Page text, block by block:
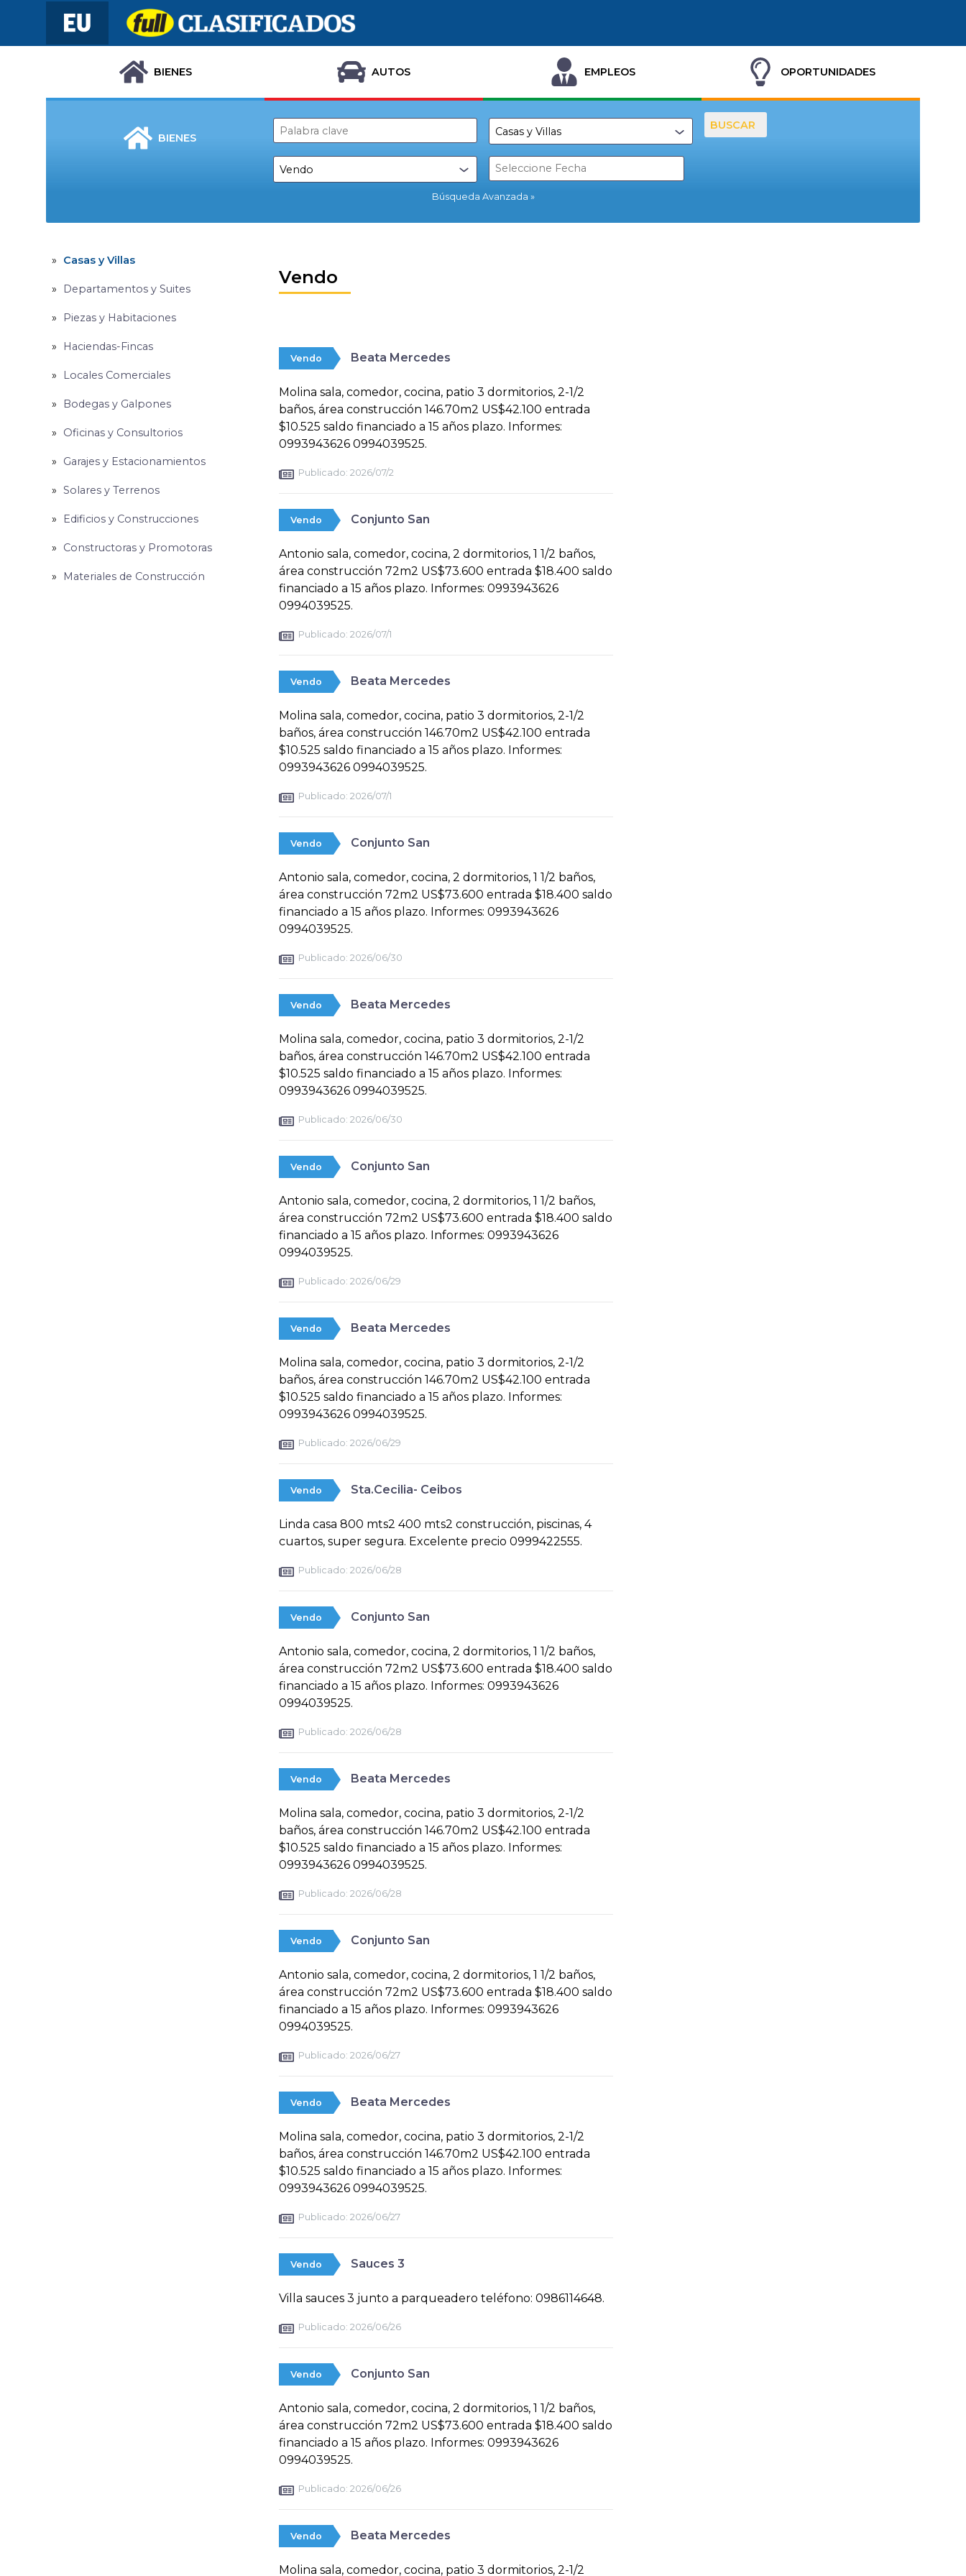
BIENES AUTOS EMPLEOS OPORTUNIDADES
BIENES
Búsqueda Avanzada
BUSCAR
Casas y Villas
Departamentos y Suites
Piezas y Habitaciones
Haciendas-Fincas
Locales Comerciales
Bodegas y Galpones
Oficinas y Consultorios
Garajes y Estacionamientos
Solares y Terrenos
Edificios y Construcciones
Constructoras y Promotoras
Materiales de Construcción
Vendo
Vendo Beata Mercedes
Molina sala, comedor, cocina, patio 3 dormitorios, 2-1/2
baños, área construcción 146.70m2 US$42.100 entrada
$10.525 saldo financiado a 15 años plazo. Informes:
0993943626 0994039525.
Publicado: 2026/07/2
Vendo Conjunto San
Antonio sala, comedor, cocina, 2 dormitorios, 1 1/2 baños,
área construcción 72m2 US$73.600 entrada $18.400 saldo
financiado a 15 años plazo. Informes: 0993943626
0994039525.
Publicado: 2026/07/1
Vendo Beata Mercedes
Molina sala, comedor, cocina, patio 3 dormitorios, 2-1/2
baños, área construcción 146.70m2 US$42.100 entrada
$10.525 saldo financiado a 15 años plazo. Informes:
0993943626 0994039525.
Publicado: 2026/07/1
Vendo Conjunto San
Antonio sala, comedor, cocina, 2 dormitorios, 1 1/2 baños,
área construcción 72m2 US$73.600 entrada $18.400 saldo
financiado a 15 años plazo. Informes: 0993943626
0994039525.
Publicado: 2026/06/30
Vendo Beata Mercedes
Molina sala, comedor, cocina, patio 3 dormitorios, 2-1/2
baños, área construcción 146.70m2 US$42.100 entrada
$10.525 saldo financiado a 15 años plazo. Informes:
0993943626 0994039525.
Publicado: 2026/06/30
Vendo Conjunto San
Antonio sala, comedor, cocina, 2 dormitorios, 1 1/2 baños,
área construcción 72m2 US$73.600 entrada $18.400 saldo
financiado a 15 años plazo. Informes: 0993943626
0994039525.
Publicado: 2026/06/29
Vendo Beata Mercedes
Molina sala, comedor, cocina, patio 3 dormitorios, 2-1/2
baños, área construcción 146.70m2 US$42.100 entrada
$10.525 saldo financiado a 15 años plazo. Informes:
0993943626 0994039525.
Publicado: 2026/06/29
Vendo Sta.Cecilia- Ceibos
Linda casa 800 mts2 400 mts2 construcción, piscinas, 4
cuartos, super segura. Excelente precio 0999422555.
Publicado: 2026/06/28
Vendo Conjunto San
Antonio sala, comedor, cocina, 2 dormitorios, 1 1/2 baños,
área construcción 72m2 US$73.600 entrada $18.400 saldo
financiado a 15 años plazo. Informes: 0993943626
0994039525.
Publicado: 2026/06/28
Vendo Beata Mercedes
Molina sala, comedor, cocina, patio 3 dormitorios, 2-1/2
baños, área construcción 146.70m2 US$42.100 entrada
$10.525 saldo financiado a 15 años plazo. Informes:
0993943626 0994039525.
Publicado: 2026/06/28
Vendo Conjunto San
Antonio sala, comedor, cocina, 2 dormitorios, 1 1/2 baños,
área construcción 72m2 US$73.600 entrada $18.400 saldo
financiado a 15 años plazo. Informes: 0993943626
0994039525.
Publicado: 2026/06/27
Vendo Beata Mercedes
Molina sala, comedor, cocina, patio 3 dormitorios, 2-1/2
baños, área construcción 146.70m2 US$42.100 entrada
$10.525 saldo financiado a 15 años plazo. Informes:
0993943626 0994039525.
Publicado: 2026/06/27
Vendo Sauces 3
Villa sauces 3 junto a parqueadero teléfono: 0986114648.
Publicado: 2026/06/26
Vendo Conjunto San
Antonio sala, comedor, cocina, 2 dormitorios, 1 1/2 baños,
área construcción 72m2 US$73.600 entrada $18.400 saldo
financiado a 15 años plazo. Informes: 0993943626
0994039525.
Publicado: 2026/06/26
Vendo Beata Mercedes
Molina sala, comedor, cocina, patio 3 dormitorios, 2-1/2